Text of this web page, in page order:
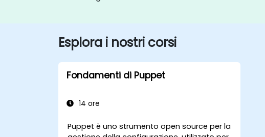
Esplora i nostri corsi
Fondamenti di Puppet
14 ore
Puppet è uno strumento open source per la